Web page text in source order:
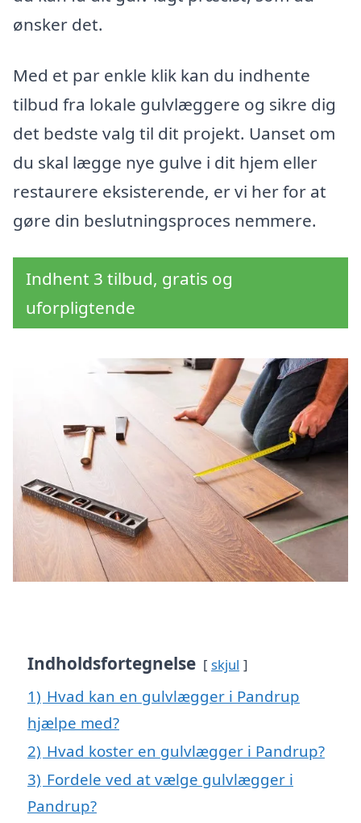
ønsker det.
Med et par enkle klik kan du indhente
tilbud fra lokale gulvlæggere og sikre dig
det bedste valg til dit projekt. Uanset om
du skal lægge nye gulve i dit hjem eller
restaurere eksisterende, er vi her for at
gøre din beslutningsproces nemmere.
Indhent 3 tilbud, gratis og
uforpligtende
Indholdsfortegnelse skjul
1) Hvad kan en gulvlægger i Pandrup
hjælpe med?
2) Hvad koster en gulvlægger i Pandrup?
3) Fordele ved at vælge gulvlægger i
Pandrup?